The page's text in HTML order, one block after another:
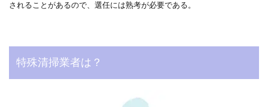
されることがあるので、選任には熟考が必要である。
特殊清掃業者は？